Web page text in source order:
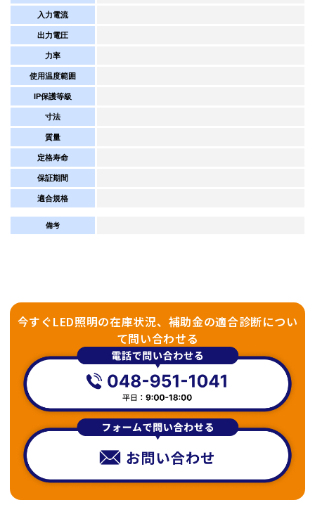
入力電流
出力電圧
力率
使用温度範囲
IP保護等級
寸法
質量
定格寿命
保証期間
適合規格
備考
今すぐLED照明の在庫状況、補助金の適合診断につい
て問い合わせる